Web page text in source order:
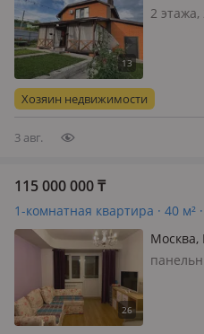
2
районе,
Хозяин недвижимости
3 авг.
115 000 000₸
1-комнатная квартира · 40 м²